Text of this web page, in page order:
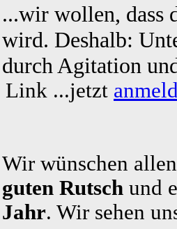
...wir wollen, dass
wird. Deshalb:
durch Agitation
Link ...jetzt
Wir wünschen
guten Rutsch und
Jahr. Wir sehen